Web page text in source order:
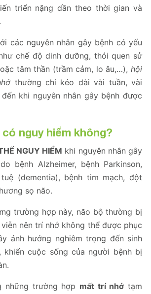
triển nặng dần theo thời gian và
các nguyên nhân gây bệnh có yếu
chế độ dinh dưỡng, thói quen sử
tâm thần (trầm cảm, lo âu,…), hội
thường chỉ kéo dài vài tuần, vài
khi nguyên nhân gây bệnh được
nguy hiểm không?
NGUY HIỂM khi nguyên nhân gây
bệnh Alzheimer, bệnh Parkinson,
(dementia), bệnh tim mạch, đột
sọ não.
trường hợp này, não bộ thường bị
nên trí nhớ không thể được phục
ảnh hưởng nghiêm trọng đến sinh
khiến cuộc sống của người bệnh bị
những trường hợp mất trí nhớ tạm